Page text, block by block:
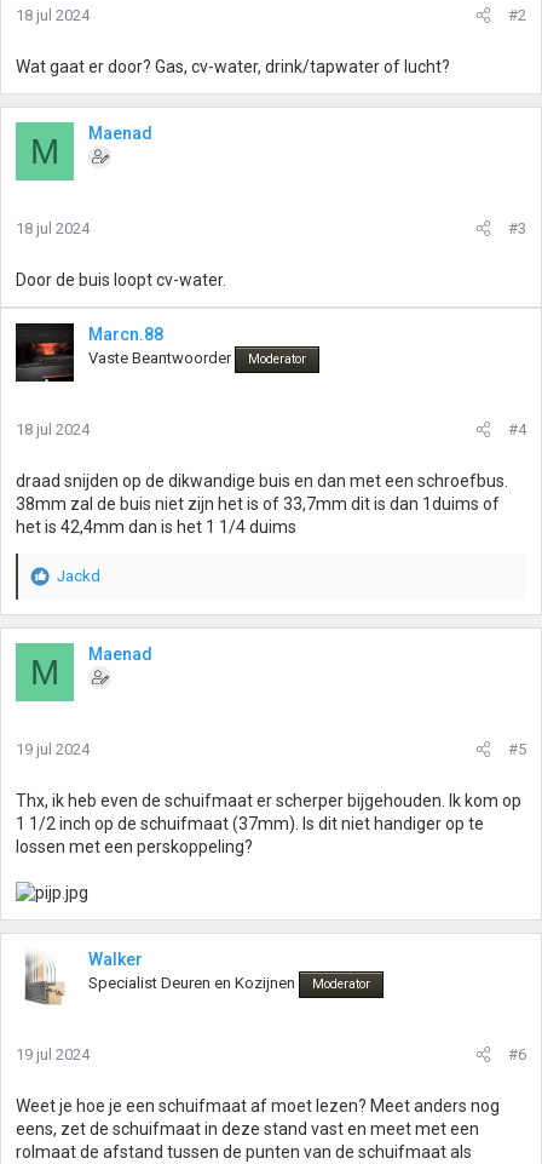
18 jul 2024 #2
Wat gaat er door? Gas, cv-water, drink/tapwater of lucht?
M Maenad
18 jul 2024 #3
Door de buis loopt cv-water.
Marcn.88
Vaste Beantwoorder Moderator
18 jul 2024 #4
draad snijden op de dikwandige buis en dan met een schroefbus.
38mm zal de buis niet zijn het is of 33,7mm dit is dan 1duims of
het is 42,4mm dan is het 1 1/4 duims
W
a
d
n
e
n
:
Jackd
M Maenad
19 jul 2024 #5
Thx, ik heb even de schuifmaat er scherper bijgehouden. Ik kom op
1 1/2 inch op de schuifmaat (37mm). Is dit niet handiger op te
lossen met een perskoppeling?
Walker
Specialist Deuren en Kozijnen Moderator
19 jul 2024 #6
Weet je hoe je een schuifmaat af moet lezen? Meet anders nog
eens, zet de schuifmaat in deze stand vast en meet met een
rolmaat de afstand tussen de punten van de schuifmaat als